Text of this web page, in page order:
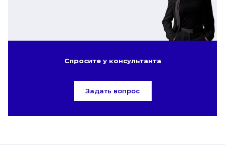
Спросите у консультанта
Задать вопрос